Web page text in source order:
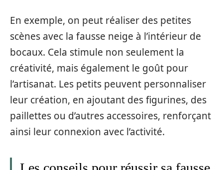
En exemple, on peut réaliser des petites
scènes avec la fausse neige à l’intérieur de
bocaux. Cela stimule non seulement la
créativité, mais également le goût pour
l’artisanat. Les petits peuvent personnaliser
leur création, en ajoutant des figurines, des
paillettes ou d’autres accessoires, renforçant
ainsi leur connexion avec l’activité.